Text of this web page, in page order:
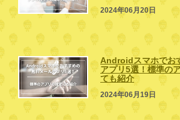
2024年06月20日
Androidスマホでお
アプリ5選！標準の
ても紹介
2024年06月19日